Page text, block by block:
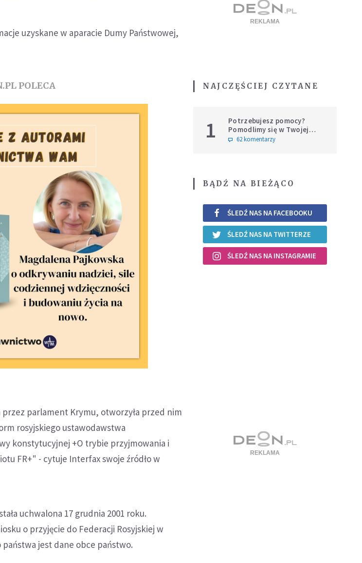
uzyskane w aparacie Dumy Państwowej,
POLECA
parlament Krymu, otworzyła przed nim
rosyjskiego ustawodawstwa
konstytucyjnej +O trybie przyjmowania i
FR+" - cytuje Interfax swoje źródło w
uchwalona 17 grudnia 2001 roku.
o przyjęcie do Federacji Rosyjskiej w
jest dane obce państwo.
NAJCZĘŚCIEJ CZYTANE
1
Potrzebujesz pomocy?
Pomodlimy się w Twojej
intencji
62 komentarzy
BĄDŹ NA BIEŻĄCO
ŚLEDŹ NAS NA FACEBOOKU
ŚLEDŹ NAS NA TWITTERZE
ŚLEDŹ NAS NA INSTAGRAMIE